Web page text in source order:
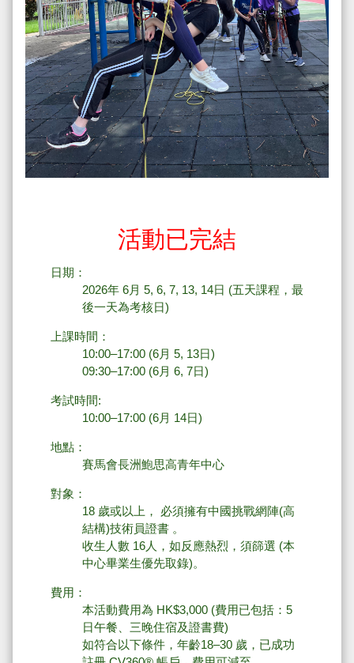
活動已完結
日期：
2026年 6月 5, 6, 7, 13, 14日 (五天課程，最
後一天為考核日)
上課時間：
10:00–17:00 (6月 5, 13日)
09:30–17:00 (6月 6, 7日)
考試時間:
10:00–17:00 (6月 14日)
地點：
賽馬會長洲鮑思高青年中心
對象：
18 歲或以上， 必須擁有中國挑戰網陣(高
結構)技術員證書 。
收生人數 16人，如反應熱烈，須篩選 (本
中心畢業生優先取錄)。
費用：
本活動費用為 HK$3,000 (費用已包括：5
日午餐、三晚住宿及證書費)
如符合以下條件，年齡18–30 歲，已成功